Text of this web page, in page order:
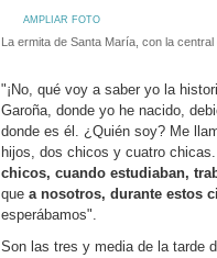
AMPLIAR FOTO
La ermita de Santa María, con la
"¡No, qué voy a saber yo la
Garoña, donde yo he nacido,
donde es él. ¿Quién soy? Me
hijos, dos chicos y cuatro
chicos, cuando estudiaban,
que a nosotros, durante estos
esperábamos".
Son las tres y media de la tarde